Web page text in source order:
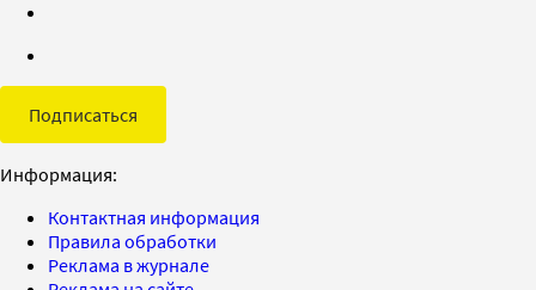
Подписаться
Информация:
Контактная информация
Правила обработки
Реклама в журнале